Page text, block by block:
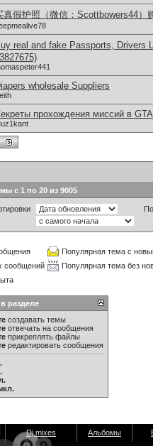
真假护照（微信：Scottbowers44）
real and fake Passports, Drivers
wholesale Suppliers
прохождения миссий в GTA
с 1 по 20 из 9005
Популярная тема с
сообщений
Популярная тема без
разделе
создавать темы
отвечать на сообщения
прикреплять файлы
редактировать сообщения
Dj mixes Альбомы